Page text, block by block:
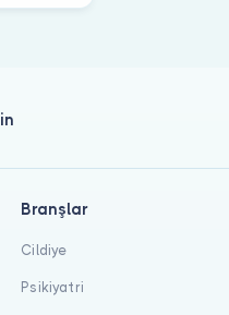
Branşlar
Cildiye
Psikiyatri